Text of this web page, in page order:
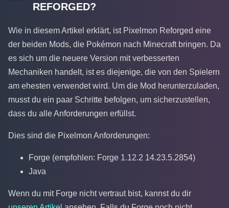
REFORGED?
Wie in diesem Artikel erklärt, ist Pixelmon Reforged eine
der beiden Mods, die Pokémon nach Minecraft bringen. Da
es sich um die neuere Version mit verbesserten
Mechaniken handelt, ist es diejenige, die von den Spielern
am ehesten verwendet wird. Um die Mod herunterzuladen,
musst du ein paar Schritte befolgen, um sicherzustellen,
dass du alle Anforderungen erfüllst.
Dies sind die Pixelmon Anforderungen:
Forge (empfohlen: Forge 1.12.2 14.23.5.2854)
Java
Wenn du mit Forge nicht vertraut bist, kannst du dir